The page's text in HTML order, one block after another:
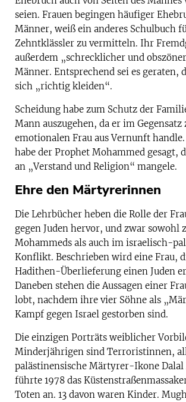
seien. Frauen begingen häufiger
Männer, weiß ein anderes Schulbuch
Zehntklässler zu vermitteln. Ihr
außerdem „schrecklicher und
Männer. Entsprechend sei es geraten,
sich „richtig kleiden“.
Scheidung habe zum Schutz der
Mann auszugehen, da er im Gegensatz
emotionalen Frau aus Vernunft
habe der Prophet Mohammed gesagt,
an „Verstand und Religion“ mangele.
Ehre den Märtyrerinnen
Die Lehrbücher heben die Rolle der
gegen Juden hervor, und zwar sowohl
Mohammeds als auch im israelisch-
Konflikt. Beschrieben wird eine Frau,
Hadithen-Überlieferung einen Juden
Daneben stehen die Aussagen einer
lobt, nachdem ihre vier Söhne als
Kampf gegen Israel gestorben sind.
Die einzigen Porträts weiblicher
Minderjährigen sind Terroristinnen,
palästinensische Märtyrer-Ikone Dalal
führte 1978 das
Toten an. 13 davon waren Kinder.